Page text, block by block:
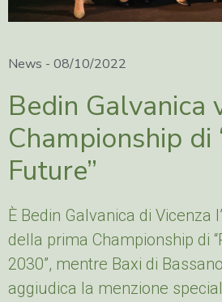
News - 08/10/2022
Bedin Galvanica
Championship di
Future”
È Bedin Galvanica di Vicenza
della prima Championship di
2030”, mentre Baxi di
aggiudica la menzione